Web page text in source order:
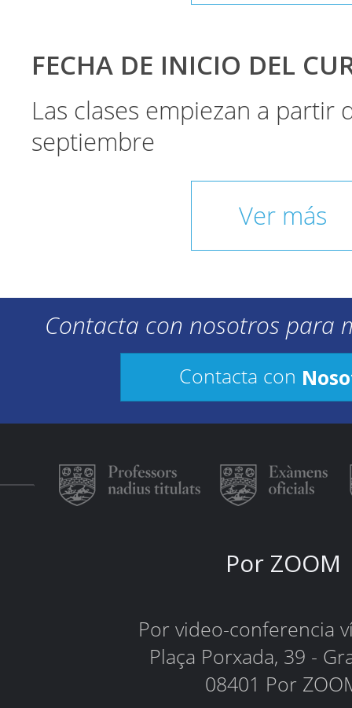
FECHA DE INICIO DEL
Las clases empiezan a partir
septiembre
Ver más
Contacta con nosotros para
Contacta con
Por ZOOM
Por video-conferencia
Plaça Porxada, 39 -
08401 Por